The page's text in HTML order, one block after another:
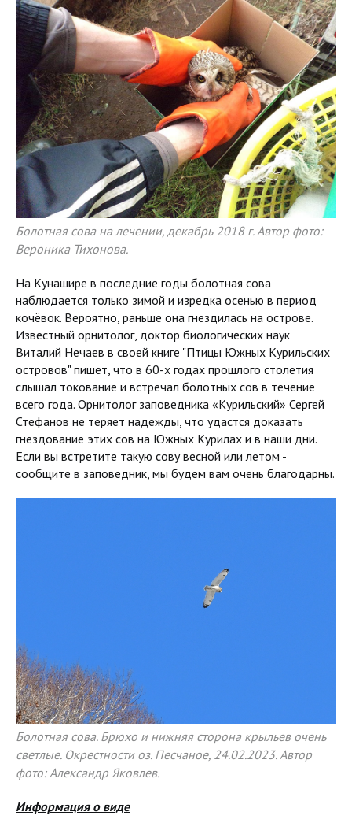
Болотная сова на лечении, декабрь 2018 г. Автор фото:
Вероника Тихонова.
На Кунашире в последние годы болотная сова
наблюдается только зимой и изредка осенью в период
кочёвок. Вероятно, раньше она гнездилась на острове.
Известный орнитолог, доктор биологических наук
Виталий Нечаев в своей книге "Птицы Южных Курильских
островов" пишет, что в 60-х годах прошлого столетия
слышал токование и встречал болотных сов в течение
всего года. Орнитолог заповедника «Курильский» Сергей
Стефанов не теряет надежды, что удастся доказать
гнездование этих сов на Южных Курилах и в наши дни.
Если вы встретите такую сову весной или летом -
сообщите в заповедник, мы будем вам очень благодарны.
Болотная сова. Брюхо и нижняя сторона крыльев очень
светлые. Окрестности оз. Песчаное, 24.02.2023. Автор
фото: Александр Яковлев.
Информация о виде